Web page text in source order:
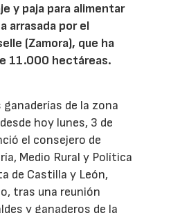
y paja para alimentar
arrasada por el
(Zamora), que ha
11.000 hectáreas.
de la zona
hoy lunes, 3 de
el consejero de
Medio Rural y Política
de Castilla y León,
tras una reunión
y ganaderos de la